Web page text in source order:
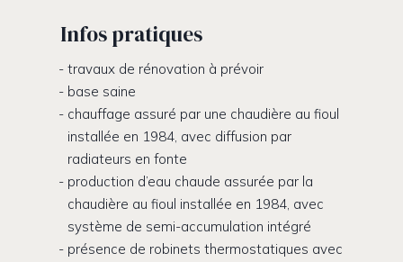
Infos pratiques
travaux de rénovation à prévoir
base saine
chauffage assuré par une chaudière au fioul
installée en 1984, avec diffusion par
radiateurs en fonte
production d’eau chaude assurée par la
chaudière au fioul installée en 1984, avec
système de semi-accumulation intégré
présence de robinets thermostatiques avec